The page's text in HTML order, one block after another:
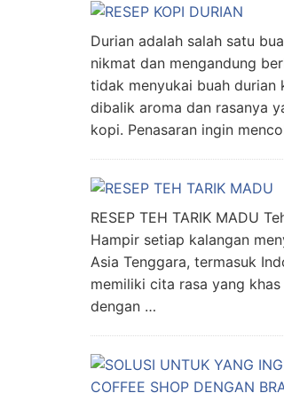
Durian adalah salah satu
nikmat dan mengandung
tidak menyukai buah durian
dibalik aroma dan rasanya
kopi. Penasaran ingin
RESEP TEH TARIK MADU
Hampir setiap kalangan
Asia Tenggara, termasuk
memiliki cita rasa yang
dengan …